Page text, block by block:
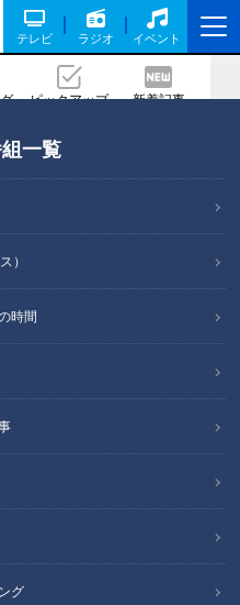
テレビ ラジオ イベント
ピックアップ 新着記事
一覧
）
時間
グ
物詩だった！